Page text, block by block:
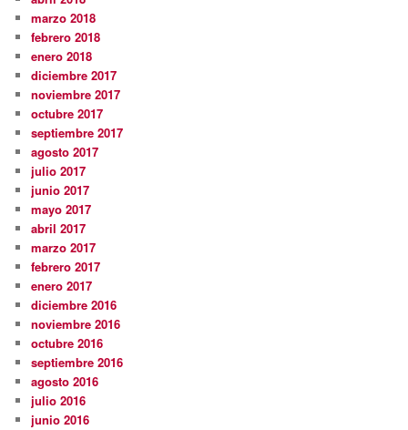
marzo 2018
febrero 2018
enero 2018
diciembre 2017
noviembre 2017
octubre 2017
septiembre 2017
agosto 2017
julio 2017
junio 2017
mayo 2017
abril 2017
marzo 2017
febrero 2017
enero 2017
diciembre 2016
noviembre 2016
octubre 2016
septiembre 2016
agosto 2016
julio 2016
junio 2016